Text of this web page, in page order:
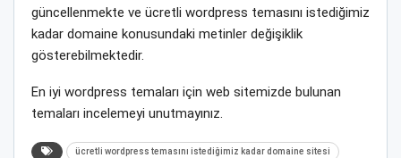
güncellenmekte ve ücretli wordpress temasını istediğimiz
kadar domaine konusundaki metinler değişiklik
gösterebilmektedir.
En iyi wordpress temaları için web sitemizde bulunan
temaları incelemeyi unutmayınız.
ücretli wordpress temasını istediğimiz kadar domaine sitesi